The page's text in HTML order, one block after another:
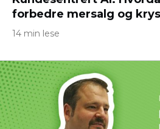
forbedre mersalg og
14 min lese